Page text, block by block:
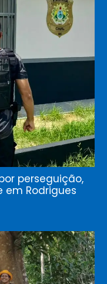
perseguição,
Rodrigues